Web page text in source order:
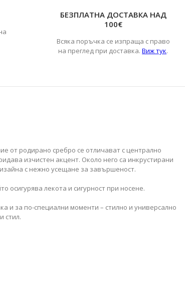
БЕЗПЛАТНА ДОСТАВКА НАД
100€
Всяка поръчка се изпраща с право
на преглед при доставка.Виж тук.
от родирано сребро се отличават с централно
изчистен акцент. Около него са инкрустирани
с нежно усещане за завършеност.
осигурява лекота и сигурност при носене.
и за по-специални моменти – стилно и универсално
стил.